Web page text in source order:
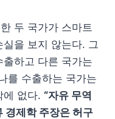
두 국가가 스마트
을 보지 않는다. 그
하고 다른 국가는
를 수출하는 국가는
에 없다. “자유 무역
경제학 주장은 허구